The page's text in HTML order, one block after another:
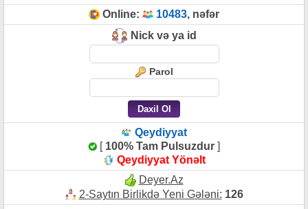
Online:
10483, nəfər
Nick və ya id
Parol
Qeydiyyat
[ 100% Tam Pulsuzdur ]
Qeydiyyat Yönəlt
Deyer.Az
2-Saytın Birlikdə Yeni Gələni: 126